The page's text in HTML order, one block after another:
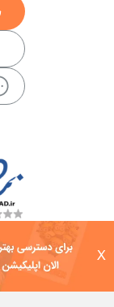
X
کلیه حقوق این